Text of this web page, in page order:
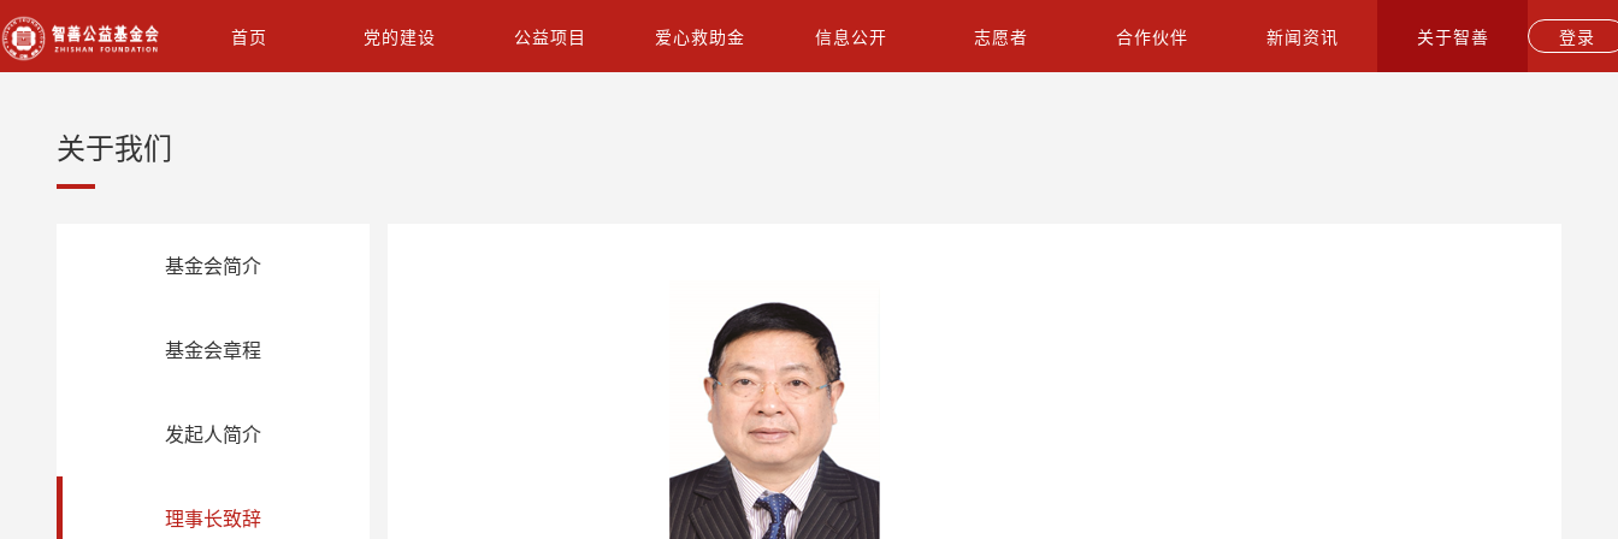
首页 党的建设 公益项目 爱心救助金 信息公开 志愿者 合作伙伴 新闻资讯 关于智善 登录
关于我们
基金会简介
基金会章程
发起人简介
理事长致辞